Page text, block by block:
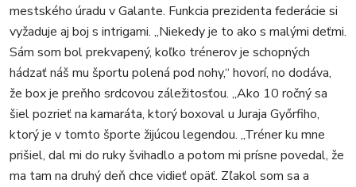
mestského úradu v Galante. Funkcia prezidenta federácie si
vyžaduje aj boj s intrigami. „Niekedy je to ako s malými deťmi.
Sám som bol prekvapený, koľko trénerov je schopných
hádzať náš mu športu polená pod nohy,“ hovorí, no dodáva,
že box je preňho srdcovou záležitosťou. „Ako 10 ročný sa
šiel pozrieť na kamaráta, ktorý boxoval u Juraja Győrfiho,
ktorý je v tomto športe žijúcou legendou. „Tréner ku mne
prišiel, dal mi do ruky švihadlo a potom mi prísne povedal, že
ma tam na druhý deň chce vidieť opäť. Zľakol som sa a